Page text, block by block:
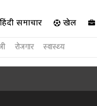
हिंदी समाचार खेल
रोजगार स्वास्थ्य